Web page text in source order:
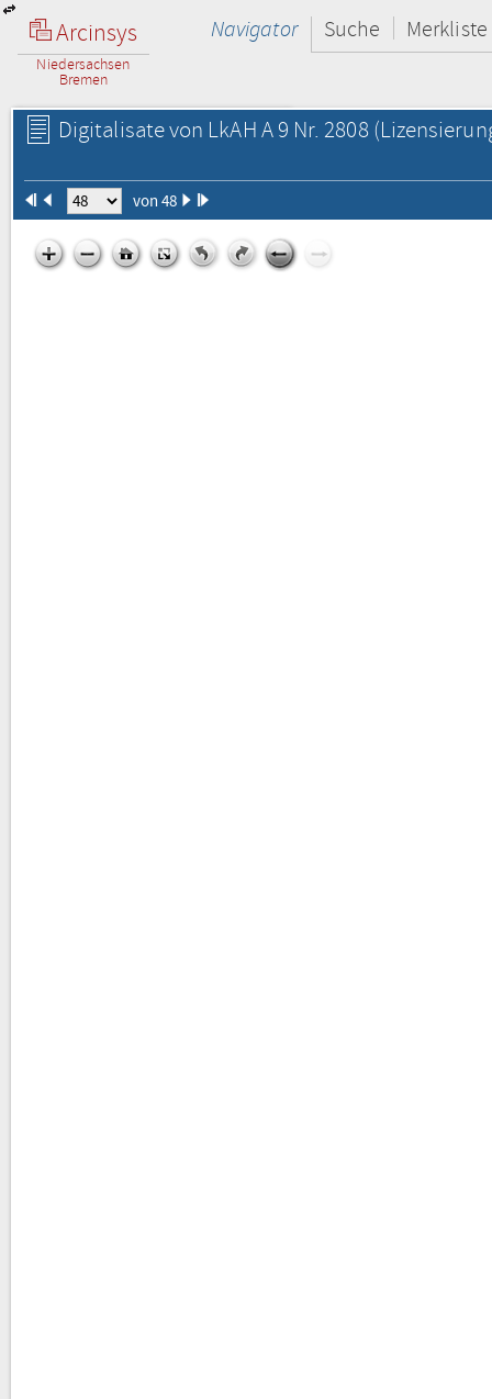
Arcinsys
Niedersachsen
Bremen
Navigator Suche Merkliste
Digitalisate von LkAH A 9 Nr. 2808
von 48